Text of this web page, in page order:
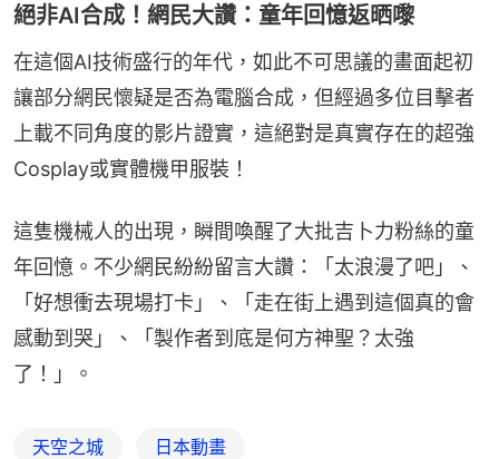
絕非AI合成！網民大讚：童年回憶返晒嚟
在這個AI技術盛行的年代，如此不可思議的畫面起初
讓部分網民懷疑是否為電腦合成，但經過多位目擊者
上載不同角度的影片證實，這絕對是真實存在的超強
Cosplay或實體機甲服裝！
這隻機械人的出現，瞬間喚醒了大批吉卜力粉絲的童
年回憶。不少網民紛紛留言大讚：「太浪漫了吧」、
「好想衝去現場打卡」、「走在街上遇到這個真的會
感動到哭」、「製作者到底是何方神聖？太強
了！」。
天空之城 日本動畫